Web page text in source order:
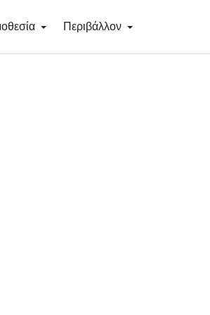
Περιβάλλον